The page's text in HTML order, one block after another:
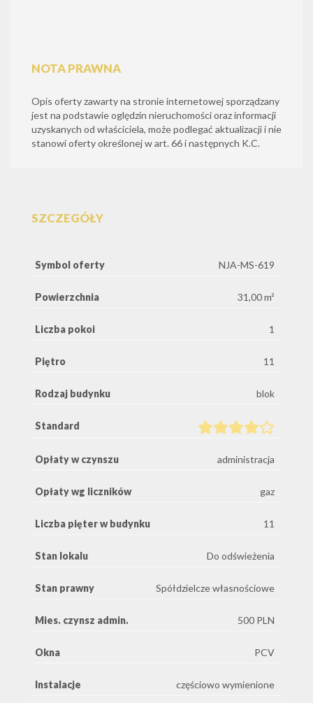
NOTA PRAWNA
Opis oferty zawarty na stronie internetowej sporządzany
jest na podstawie oględzin nieruchomości oraz informacji
uzyskanych od właściciela, może podlegać aktualizacji i nie
stanowi oferty określonej w art. 66 i następnych K.C.
SZCZEGÓŁY
Symbol oferty NJA-MS-619
Powierzchnia 31,00 m²
Liczba pokoi 1
Piętro 11
Rodzaj budynku blok
Standard
Opłaty w czynszu administracja
Opłaty wg liczników gaz
Liczba pięter w budynku 11
Stan lokalu Do odświeżenia
Stan prawny Spółdzielcze własnościowe
Mies. czynsz admin. 500 PLN
Okna PCV
Instalacje częściowo wymienione